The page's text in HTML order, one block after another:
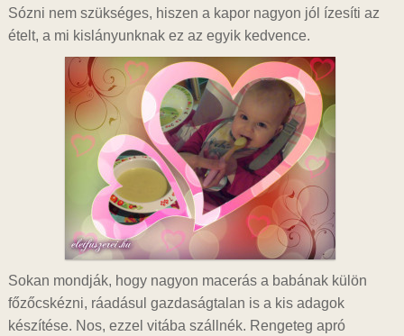
Sózni nem szükséges, hiszen a kapor nagyon jól ízesíti az
ételt, a mi kislányunknak ez az egyik kedvence.
Sokan mondják, hogy nagyon macerás a babának külön
főzőcskézni, ráadásul gazdaságtalan is a kis adagok
készítése. Nos, ezzel vitába szállnék. Rengeteg apró